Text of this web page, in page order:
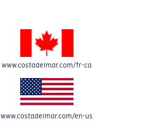
www.costadelmar.com/fr-ca
www.costadelmar.com/en-us